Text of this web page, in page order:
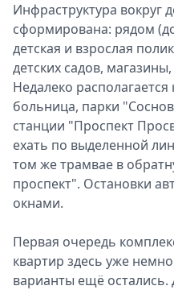
Инфраструктура вокруг
сформирована: рядом
детская и взрослая
детских садов,
Недалеко располагается
больница, парки
станции "Проспект
ехать по выделенной
том же трамвае в
проспект". Остановки
окнами.
Первая очередь
квартир здесь уже
варианты ещё остались.